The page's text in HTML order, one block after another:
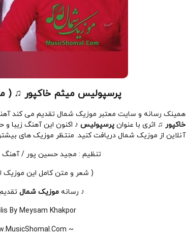
پرسپولیس میثم خاکپور ♫ (
همینک رسانه و سایت معتبر موزیک شمال تقدیم می کند آهنگ
خاکپور ♫ اثری با عنوان پرسپولیس ♪ اکنون این آهنگ زیبا
آنلاین از موزیک شمال دریافت کنید. منتظر موزیک های
تنظیم : مجید حسین پور / آهنگ
( شعر و متن کامل این موزیک
♪ رسانهموزیک شمال
By Meysam Khakpor
~ Www.MusicShomal.Com ~